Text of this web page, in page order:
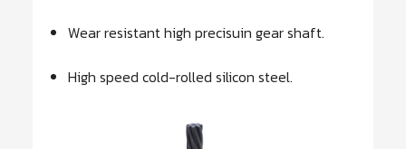
Wear resistant high precisuin gear shaft.
High speed cold-rolled silicon steel.